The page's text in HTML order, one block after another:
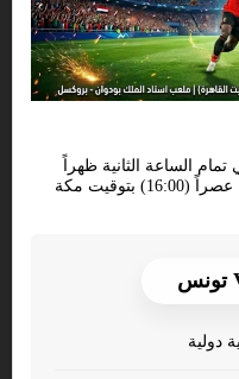
الساعة الثانية ظهراً
(14:00) بتوقيت تونس، والساعة الرابعة عصراً (16:00) بتوقيت مكة